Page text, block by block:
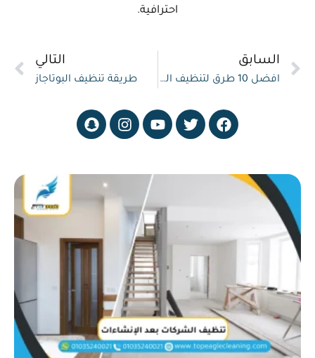
احترافية.
السابق
افضل 10 طرق لتنظيف المفروشات
التالي
طريقة تنظيف البوتاجاز